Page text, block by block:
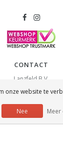
CONTACT
Lanzfeld B.V.
Spiegelstraat 10
info@lanzfeld.nl
088 33 66 990
onze website te
Nee Meer